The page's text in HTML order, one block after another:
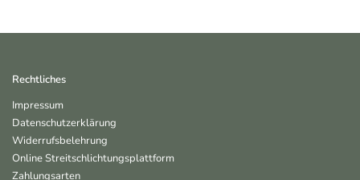
Rechtliches
Impressum
Datenschutzerklärung
Widerrufsbelehrung
Online Streitschlichtungsplattform
Zahlungsarten